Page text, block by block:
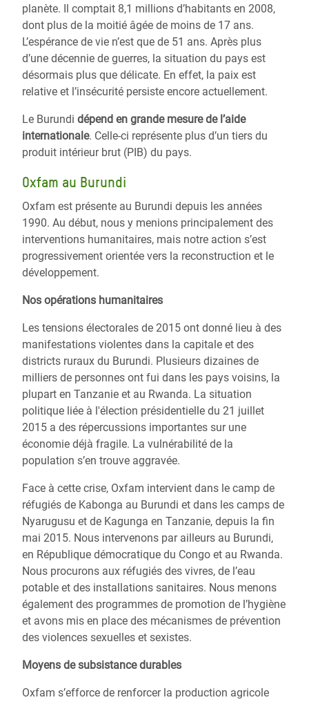
planète. Il comptait 8,1 millions d’habitants en 2008,
dont plus de la moitié âgée de moins de 17 ans.
L’espérance de vie n’est que de 51 ans. Après plus
d’une décennie de guerres, la situation du pays est
désormais plus que délicate. En effet, la paix est
relative et l’insécurité persiste encore actuellement.
Le Burundi dépend en grande mesure de l’aide
internationale. Celle-ci représente plus d’un tiers du
produit intérieur brut (PIB) du pays.
Oxfam au Burundi
Oxfam est présente au Burundi depuis les années
1990. Au début, nous y menions principalement des
interventions humanitaires, mais notre action s’est
progressivement orientée vers la reconstruction et le
développement.
Nos opérations humanitaires
Les tensions électorales de 2015 ont donné lieu à des
manifestations violentes dans la capitale et des
districts ruraux du Burundi. Plusieurs dizaines de
milliers de personnes ont fui dans les pays voisins, la
plupart en Tanzanie et au Rwanda. La situation
politique liée à l'élection présidentielle du 21 juillet
2015 a des répercussions importantes sur une
économie déjà fragile. La vulnérabilité de la
population s’en trouve aggravée.
Face à cette crise, Oxfam intervient dans le camp de
réfugiés de Kabonga au Burundi et dans les camps de
Nyarugusu et de Kagunga en Tanzanie, depuis la fin
mai 2015. Nous intervenons par ailleurs au Burundi,
en République démocratique du Congo et au Rwanda.
Nous procurons aux réfugiés des vivres, de l’eau
potable et des installations sanitaires. Nous menons
également des programmes de promotion de l’hygiène
et avons mis en place des mécanismes de prévention
des violences sexuelles et sexistes.
Moyens de subsistance durables
Oxfam s’efforce de renforcer la production agricole